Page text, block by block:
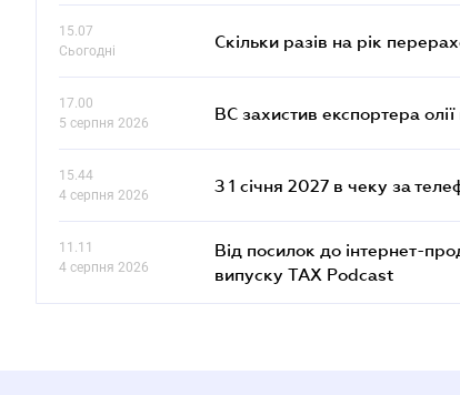
15.07
Сьогодні
Скільки разів на рік
17.00
5 серпня 2026
ВС захистив експортера
15.44
4 серпня 2026
З 1 січня 2027 в чеку за
11.11
4 серпня 2026
Від посилок до інтернет-
випуску TAX Podcast